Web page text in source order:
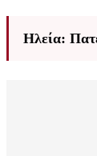
Ηλεία: